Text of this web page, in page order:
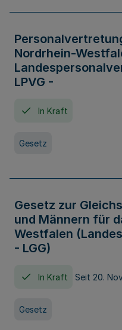
Nordrhein-
LPVG -
In Kraft
Gesetz
Gesetz zur
und Männern für
Westfalen
- LGG)
In Kraft Seit 20.
Gesetz